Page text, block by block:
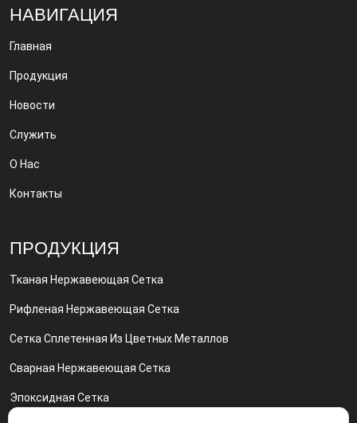
НАВИГАЦИЯ
Главная
Продукция
Новости
Служить
О Нас
Контакты
ПРОДУКЦИЯ
Тканая Нержавеющая Сетка
Рифленая Нержавеющая Сетка
Сетка Сплетенная Из Цветных Металлов
Сварная Нержавеющая Сетка
Эпоксидная Сетка